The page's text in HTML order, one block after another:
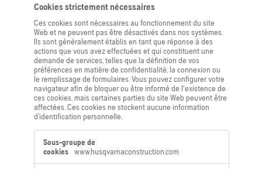
Cookies strictement nécessaires
Ces cookies sont nécessaires au fonctionnement du site
Web et ne peuvent pas être désactivés dans nos systèmes.
Ils sont généralement établis en tant que réponse à des
actions que vous avez effectuées et qui constituent une
demande de services, telles que la définition de vos
préférences en matière de confidentialité, la connexion ou
le remplissage de formulaires. Vous pouvez configurer votre
navigateur afin de bloquer ou être informé de l'existence de
ces cookies, mais certaines parties du site Web peuvent être
affectées. Ces cookies ne stockent aucune information
d’identification personnelle.
Cookies
strictement
nécessaires
www.husqvarnaconstruction.com